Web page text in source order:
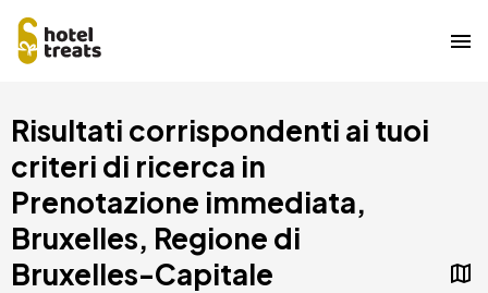
contenuto
principale
Risultati corrispondenti ai tuoi
criteri di ricerca in
Prenotazione immediata,
Bruxelles, Regione di
Bruxelles-Capitale